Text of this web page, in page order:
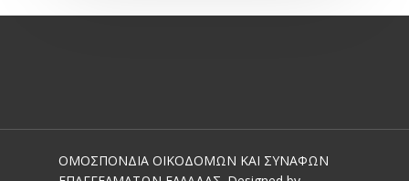
ΟΜΟΣΠΟΝΔΙΑ ΟΙΚΟΔΟΜΩΝ ΚΑΙ ΣΥΝΑΦΩΝ